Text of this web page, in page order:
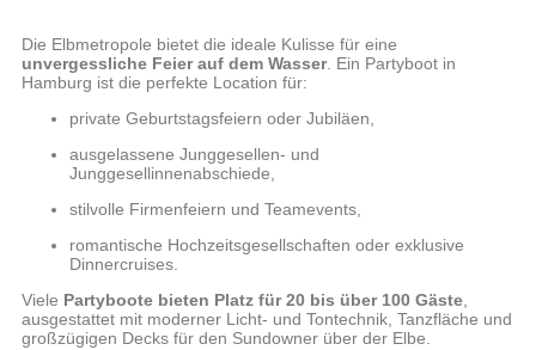
Die Elbmetropole bietet die ideale Kulisse für eine
unvergessliche Feier auf dem Wasser. Ein Partyboot in
Hamburg ist die perfekte Location für:
private Geburtstagsfeiern oder Jubiläen,
ausgelassene Junggesellen- und
Junggesellinnenabschiede,
stilvolle Firmenfeiern und Teamevents,
romantische Hochzeitsgesellschaften oder exklusive
Dinnercruises.
Viele Partyboote bieten Platz für 20 bis über 100 Gäste,
ausgestattet mit moderner Licht- und Tontechnik, Tanzfläche und
großzügigen Decks für den Sundowner über der Elbe.